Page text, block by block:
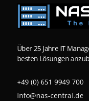
Über 25 Jahre IT
besten Lösungen
+49 (0) 651 9949 700
info@nas-central.de